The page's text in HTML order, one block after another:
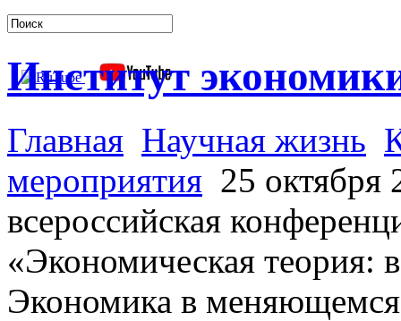
Институт
Главная Научная жизнь
мероприятия 25 октября
всероссийская
«Экономическая теория:
Экономика в